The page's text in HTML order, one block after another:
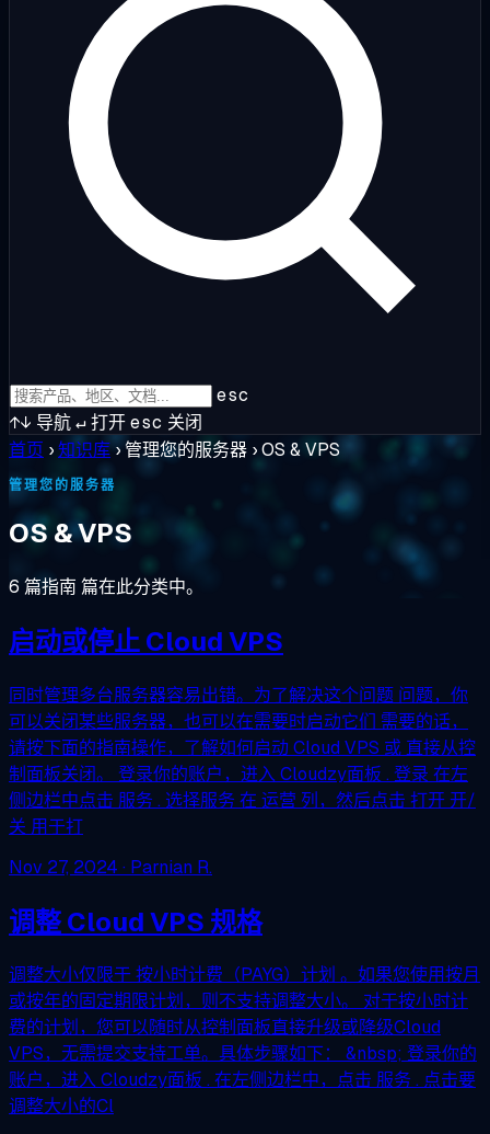
esc
↑↓ 导航↵打开esc 关闭
首页 ›知识库›管理您的服务器 ›OS & VPS
管理您的服务器
OS & VPS
6 篇指南 篇在此分类中。
启动或停止 Cloud VPS
同时管理多台服务器容易出错。为了解决这个问题 问题，你
可以关闭某些服务器，也可以在需要时启动它们 需要的话，
请按下面的指南操作，了解如何启动 Cloud VPS 或 直接从控
制面板关闭。 登录你的账户，进入 Cloudzy面板 . 登录 在左
侧边栏中点击 服务 . 选择服务 在 运营 列，然后点击 打开 开/
关 用于打
Nov 27, 2024 · Parnian R.
调整 Cloud VPS 规格
调整大小仅限于 按小时计费（PAYG）计划 。如果您使用按月
或按年的固定期限计划，则不支持调整大小。 对于按小时计
费的计划，您可以随时从控制面板直接升级或降级Cloud
VPS，无需提交支持工单。具体步骤如下： &nbsp; 登录你的
账户，进入 Cloudzy面板 . 在左侧边栏中，点击 服务 . 点击要
调整大小的Cl